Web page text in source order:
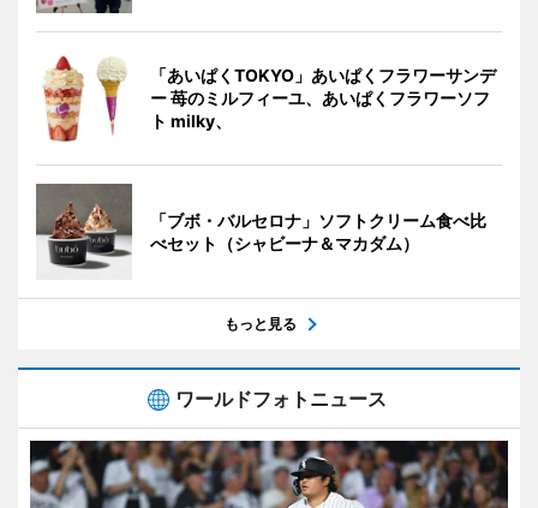
「あいぱくTOKYO」あいぱくフラワーサンデ
ー 苺のミルフィーユ、あいぱくフラワーソフ
ト milky、
「ブボ・バルセロナ」ソフトクリーム食べ比
べセット（シャビーナ＆マカダム）
もっと見る
ワールドフォトニュース